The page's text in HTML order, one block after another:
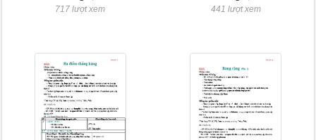
717 lượt xem 441 lượt xem